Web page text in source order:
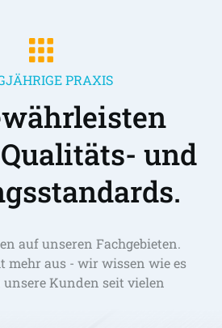
PRAXIS
und
auf unseren Fachgebieten.
mehr aus - wir wissen wie es
Kunden seit vielen